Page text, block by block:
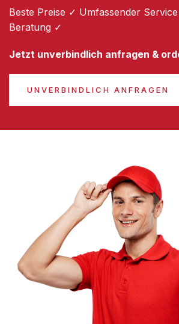
Beste Preise ✓ Umfassender
Beratung ✓
Jetzt unverbindlich anfragen &
UNVERBINDLICH ANFRAGEN